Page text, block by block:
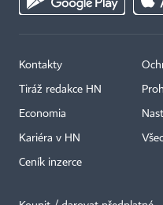
Kontakty
Tiráž redakce HN
Economia
Kariéra v HN
Ceník inzerce